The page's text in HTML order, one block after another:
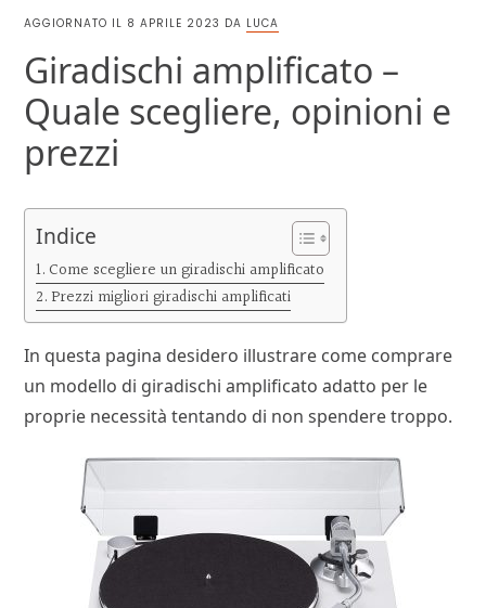
AGGIORNATO IL 8 APRILE 2023 DA LUCA
Giradischi amplificato –
Quale scegliere, opinioni e
prezzi
Indice
Come scegliere un giradischi amplificato
Prezzi migliori giradischi amplificati
In questa pagina desidero illustrare come comprare
un modello di giradischi amplificato adatto per le
proprie necessità tentando di non spendere troppo.